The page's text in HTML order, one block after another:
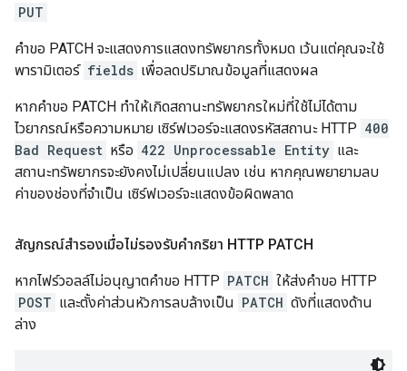
PUT
คำขอ PATCH จะแสดงการแสดงทรัพยากรทั้งหมด เว้นแต่คุณจะใช้
พารามิเตอร์ fields เพื่อลดปริมาณข้อมูลที่แสดงผล
หากคำขอ PATCH ทำให้เกิดสถานะทรัพยากรใหม่ที่ใช้ไม่ได้ตาม
ไวยากรณ์หรือความหมาย เซิร์ฟเวอร์จะแสดงรหัสสถานะ HTTP 400
Bad Request หรือ 422 Unprocessable Entity และ
สถานะทรัพยากรจะยังคงไม่เปลี่ยนแปลง เช่น หากคุณพยายามลบ
ค่าของช่องที่จำเป็น เซิร์ฟเวอร์จะแสดงข้อผิดพลาด
สัญกรณ์สำรองเมื่อไม่รองรับคำกริยา HTTP PATCH
หากไฟร์วอลล์ไม่อนุญาตคำขอ HTTP PATCH ให้ส่งคำขอ HTTP
POST และตั้งค่าส่วนหัวการลบล้างเป็น PATCH ดังที่แสดงด้าน
ล่าง